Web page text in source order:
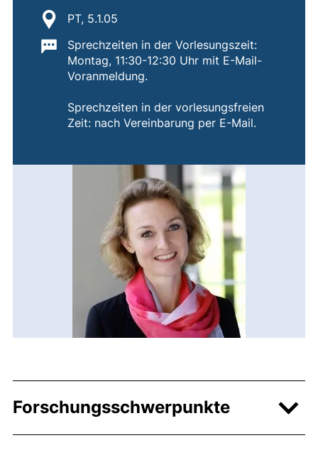
Standort:
PT, 5.1.05
Wichtige Informationen:
Sprechzeiten in der Vorlesungszeit:
Montag, 11:30-12:30 Uhr mit E-Mail-
Voranmeldung.
Sprechzeiten in der vorlesungsfreien
Zeit: nach Vereinbarung per E-Mail.
Forschungsschwerpunkte